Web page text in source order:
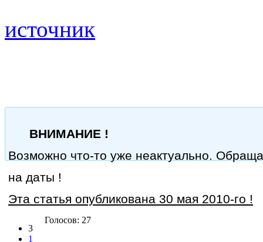
источник
ВНИМАНИЕ !
Возможно что-то уже неактуально.
на даты !
Эта статья опубликована 30 мая 2010-го !
3
1
Голосов: 27